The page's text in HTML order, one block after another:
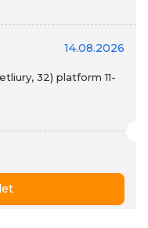
14.08.2026
32) platform 11-